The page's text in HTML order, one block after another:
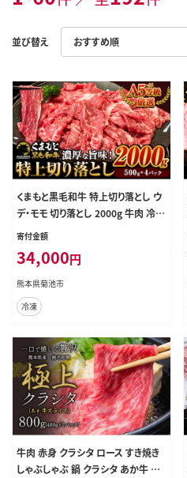
並び替え
くまもと黒毛和牛 特上切り落とし ウ
デ・モモ 切り落とし 2000g 牛肉 冷凍
《7-14日以内に出荷予定(土日祝除
装 モモ スライス 肉 お肉 しゃぶしゃ
ぶ すき焼き A5 A4---300-5256---
寄付金額
34,000円
熊本県菊池市
冷凍
牛肉 赤身 クラシタ ロース すき焼き
しゃぶしゃぶ 鍋 クラシタ あか牛 送